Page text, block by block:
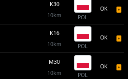
K30
10km
POL
OK
K16
10km
POL
OK
M30
10km
POL
OK